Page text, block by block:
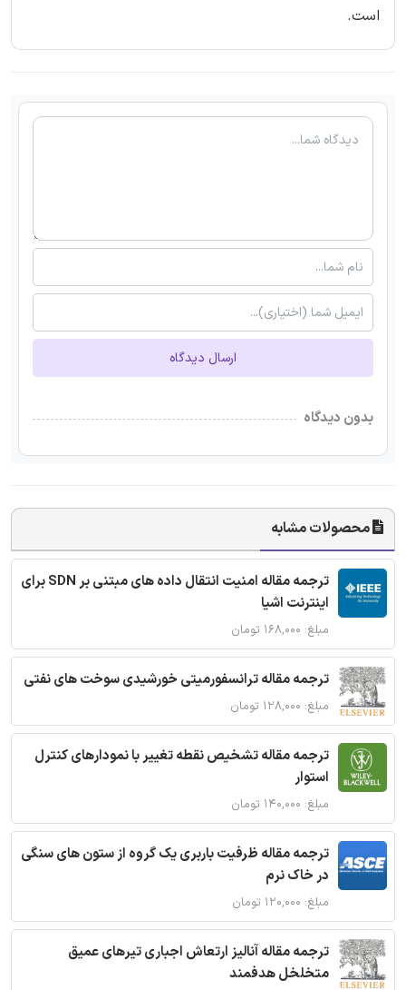
است.
ارسال دیدگاه
بدون دیدگاه
محصولات مشابه
ترجمه مقاله امنیت انتقال داده های مبتنی بر SDN برای
اینترنت اشیا
مبلغ: ۱۶۸,۰۰۰ تومان
ترجمه مقاله ترانسفورمیتی خورشیدی سوخت های نفتی
مبلغ: ۱۲۸,۰۰۰ تومان
ترجمه مقاله تشخیص نقطه تغییر با نمودارهای کنترل
استوار
مبلغ: ۱۴۰,۰۰۰ تومان
ترجمه مقاله ظرفیت باربری یک گروه از ستون های سنگی
در خاک نرم
مبلغ: ۱۲۰,۰۰۰ تومان
ترجمه مقاله آنالیز ارتعاش اجباری تیرهای عمیق
متخلخل هدفمند